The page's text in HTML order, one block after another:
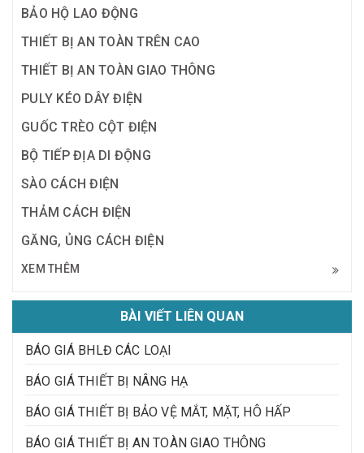
BẢO HỘ LAO ĐỘNG
THIẾT BỊ AN TOÀN TRÊN CAO
THIẾT BỊ AN TOÀN GIAO THÔNG
PULY KÉO DÂY ĐIỆN
GUỐC TRÈO CỘT ĐIỆN
BỘ TIẾP ĐỊA DI ĐỘNG
SÀO CÁCH ĐIỆN
THẢM CÁCH ĐIỆN
GĂNG, ỦNG CÁCH ĐIỆN
XEM THÊM
BÀI VIẾT LIÊN QUAN
BÁO GIÁ BHLĐ CÁC LOẠI
BÁO GIÁ THIẾT BỊ NÂNG HẠ
BÁO GIÁ THIẾT BỊ BẢO VỆ MẮT, MẶT, HÔ HẤP
BÁO GIÁ THIẾT BỊ AN TOÀN GIAO THÔNG